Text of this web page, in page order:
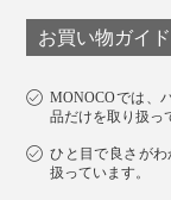
お買い物ガイド
MONOCOでは、
品だけを取り扱っ
ひと目で良さがわ
扱っています。